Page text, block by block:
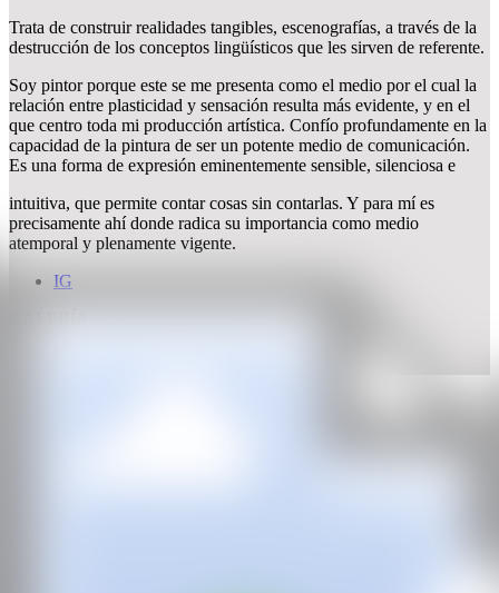
Trata de construir realidades tangibles, escenografías, a través de la
destrucción de los conceptos lingüísticos que les sirven de referente.
Soy pintor porque este se me presenta como el medio por el cual la
relación entre plasticidad y sensación resulta más evidente, y en el
que centro toda mi producción artística. Confío profundamente en la
capacidad de la pintura de ser un potente medio de comunicación.
Es una forma de expresión eminentemente sensible, silenciosa e
intuitiva, que permite contar cosas sin contarlas. Y para mí es
precisamente ahí donde radica su importancia como medio
atemporal y plenamente vigente.
IG